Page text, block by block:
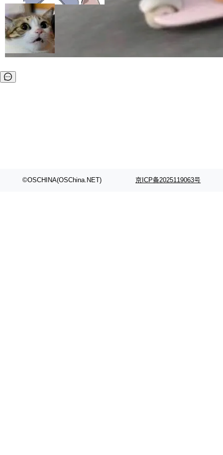
x / Harmony PC curl -fsSL https://solon.noea
r.org/solon...
不断累积，代码仓中的模块关系、接口契约、业
务逻辑等关键信息往往分散于数十乃至数百个文
件之中，形成高度复杂的知识关联网络。传统的
代码检索手段（如关键词匹配、目录遍历）仅能
在语法层面完成文本定位，难以触及代码的语义
理解大规模代码仓时面临显著"代码仓理解"瓶
名90后算法工程师王某，为了给自己接的私活腾
服务器空间，删光了公司AI游戏部门的全部核心
数据。 王某2024年1月入职东城区某科技公司AI
短剧部门，有互联网大厂背景。在公司内部架构
调整期间，部门三次通知全员将数据从A集群迁
数据。2024年9月3日下午4点，他使用此前登录
局
©OSCHINA(OSChina.NET) 京ICP备2025119063号